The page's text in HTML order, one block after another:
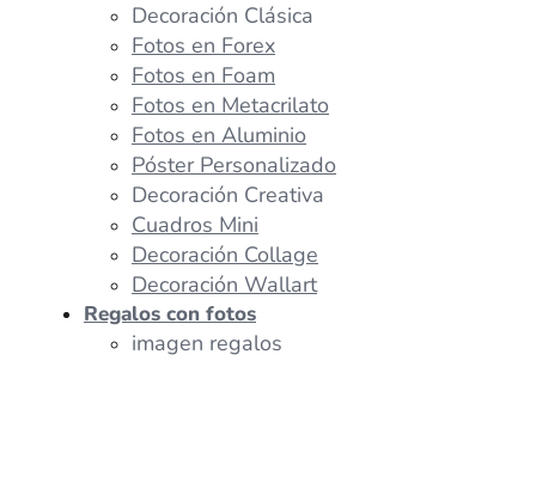
Decoración Clásica
Fotos en Forex
Fotos en Foam
Fotos en Metacrilato
Fotos en Aluminio
Póster Personalizado
Decoración Creativa
Cuadros Mini
Decoración Collage
Decoración Wallart
Regalos con fotos
imagen regalos